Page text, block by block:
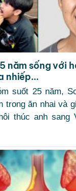
năm sống với
nhiếp...
suốt 25 năm,
trong ăn nhai và
thúc anh sang